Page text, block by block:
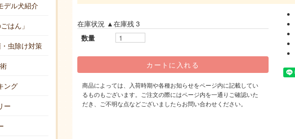
在庫状況 ▲在庫残 3
数量
商品によっては、入荷時期や各種お知らせをページ内に記載してい
るものもございます。ご注文の際にはページ内を一通りご確認いた
だき、ご不明な点などございましたらお問い合わせください。
デル犬紹介
はん」
虫除け対策
ング
ー